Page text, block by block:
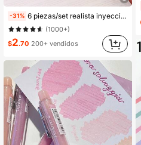
-31% 6 piezas/set realista inyección jeringuilla en forma de fluorescencia Plumas , Papelería para estudiar con oficina
(1000+)
$2.70 200+ vendidos